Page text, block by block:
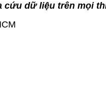
cứu dữ liệu trên mọi